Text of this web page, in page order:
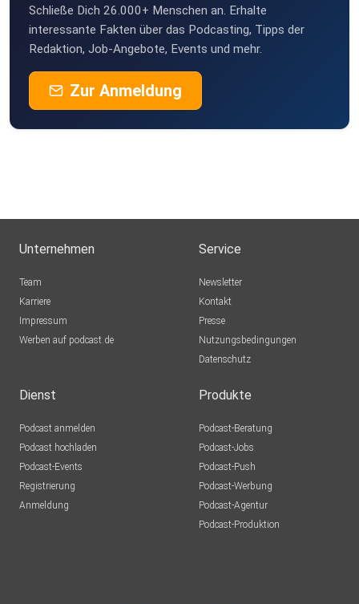
Schließe Dich 26.000+ Menschen an. Erhalte
interessante Fakten über das Podcasting, Tipps der
Redaktion, Job-Angebote, Events und mehr.
Zur Anmeldung
Unternehmen
Team
Karriere
Impressum
Werben auf podcast.de
Service
Newsletter
Kontakt
Presse
Nutzungsbedingungen
Datenschutz
Dienst
Podcast anmelden
Podcast hochladen
Podcast-Events
Registrierung
Anmeldung
Produkte
Podcast-Beratung
Podcast-Jobs
Podcast-Push
Podcast-Werbung
Podcast-Agentur
Podcast-Produktion